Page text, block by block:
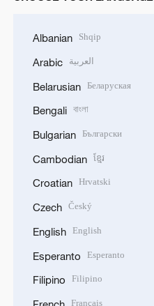
Albanian Shqip
Arabic العربية
Belarusian Беларуская
Bengali বাংলা
Bulgarian Български
Cambodian ខ្មែរ
Croatian Hrvatski
Czech Český
English English
Esperanto Esperanto
Filipino Filipino
Français